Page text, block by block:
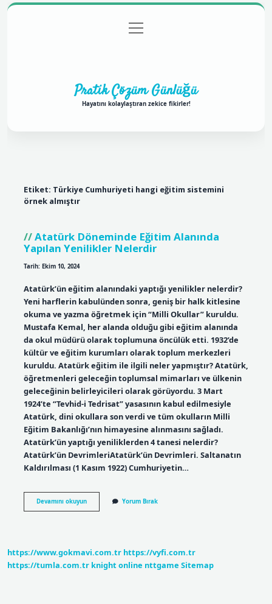
Gizlilik Politikası
menüyü
aç
Pratik Çözüm Günlüğü
Hayatını kolaylaştıran zekice fikirler!
Etiket: Türkiye Cumhuriyeti hangi eğitim sistemini
örnek almıştır
Atatürk Döneminde Eğitim Alanında
Yapılan Yenilikler Nelerdir
Tarih: Ekim 10, 2024
Atatürk’ün eğitim alanındaki yaptığı yenilikler nelerdir?
Yeni harflerin kabulünden sonra, geniş bir halk kitlesine
okuma ve yazma öğretmek için “Milli Okullar” kuruldu.
Mustafa Kemal, her alanda olduğu gibi eğitim alanında
da okul müdürü olarak toplumuna öncülük etti. 1932’de
kültür ve eğitim kurumları olarak toplum merkezleri
kuruldu. Atatürk eğitim ile ilgili neler yapmıştır? Atatürk,
öğretmenleri geleceğin toplumsal mimarları ve ülkenin
geleceğinin belirleyicileri olarak görüyordu. 3 Mart
1924’te “Tevhid-i Tedrisat” yasasının kabul edilmesiyle
Atatürk, dini okullara son verdi ve tüm okulların Milli
Eğitim Bakanlığı’nın himayesine alınmasını sağladı.
Atatürk’ün yaptığı yeniliklerden 4 tanesi nelerdir?
Atatürk’ün DevrimleriAtatürk’ün Devrimleri. Saltanatın
Kaldırılması (1 Kasım 1922) Cumhuriyetin…
Devamını okuyunAtatürk
Döneminde
Nelerdir
Yorum Bırak
https://www.gokmavi.com.tr https://vyfi.com.tr
https://tumla.com.tr knight online nttgame Sitemap